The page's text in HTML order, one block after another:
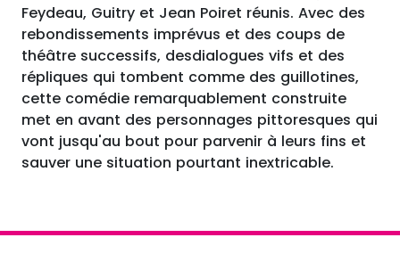
Feydeau, Guitry et Jean Poiret réunis. Avec des
rebondissements imprévus et des coups de
théâtre successifs, desdialogues vifs et des
répliques qui tombent comme des guillotines,
cette comédie remarquablement construite
met en avant des personnages pittoresques qui
vont jusqu'au bout pour parvenir à leurs fins et
sauver une situation pourtant inextricable.